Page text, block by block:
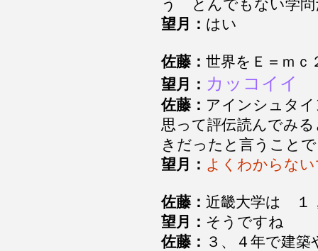
う とんでもない学問
望月： はい
佐藤： 世界をＥ＝ｍｃ
望月： カッコイイ
佐藤： アインシュタ
思って評伝読んでみ
きだったと言うこ
望月： よくわからな
佐藤： 近畿大学は １
望月： そうですね
佐藤： ３、４年で建